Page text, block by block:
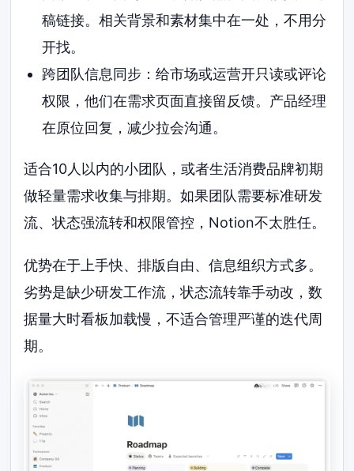
稿链接。相关背景和素材集中在一处，不用分
开找。
跨团队信息同步：给市场或运营开只读或评论
权限，他们在需求页面直接留反馈。产品经理
在原位回复，减少拉会沟通。
适合10人以内的小团队，或者生活消费品牌初期
做轻量需求收集与排期。如果团队需要标准研发
流、状态强流转和权限管控，Notion不太胜任。
优势在于上手快、排版自由、信息组织方式多。
劣势是缺少研发工作流，状态流转靠手动改，数
据量大时看板加载慢，不适合管理严谨的迭代周
期。